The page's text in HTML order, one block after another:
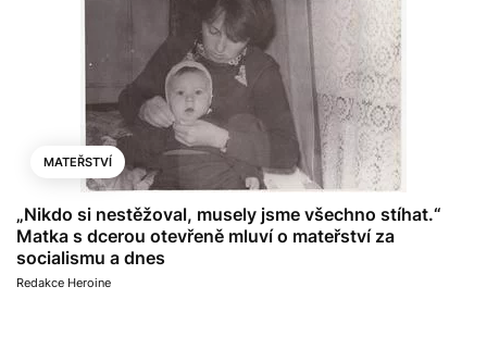
MATEŘSTVÍ
„Nikdo si nestěžoval, musely jsme všechno stíhat.“
Matka s dcerou otevřeně mluví o mateřství za
socialismu a dnes
Redakce Heroine